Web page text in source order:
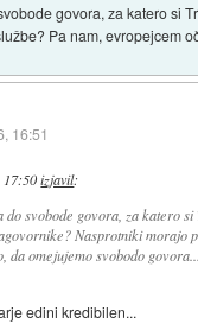
govora, za katero si
Pa nam, evropejcem
16:51
17:50 izjavil:
svobode govora, za katero
Nasprotniki morajo
da omejujemo svobodo govora...
edini kredibilen...